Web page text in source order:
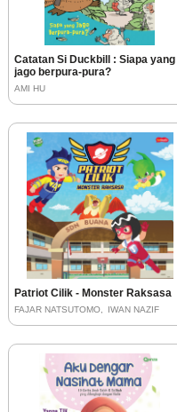
Catatan Si Duckbill : Siapa yang
jago berpura-pura?
AMI HU
Patriot Cilik - Monster Raksasa
FAJAR NATSUTOMO IWAN NAZIF